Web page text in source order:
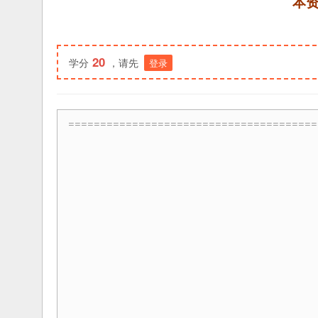
学分 20 ，请先 登录